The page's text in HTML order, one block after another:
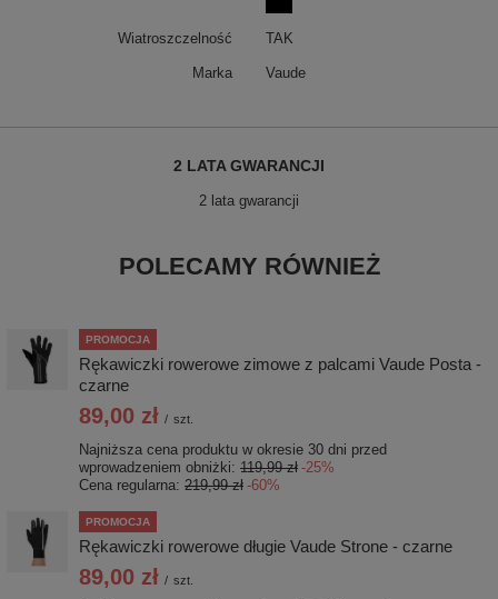
Wiatroszczelność TAK
Marka Vaude
2 LATA GWARANCJI
2 lata gwarancji
POLECAMY RÓWNIEŻ
PROMOCJA
Rękawiczki rowerowe zimowe z palcami Vaude Posta -
czarne
89,00 zł / szt.
Najniższa cena produktu w okresie 30 dni przed
wprowadzeniem obniżki: 119,99 zł -25%
Cena regularna: 219,99 zł -60%
PROMOCJA
Rękawiczki rowerowe długie Vaude Strone - czarne
89,00 zł / szt.